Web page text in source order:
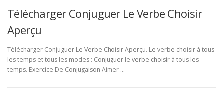
Télécharger Conjuguer Le Verbe Choisir
Aperçu
Télécharger Conjuguer Le Verbe Choisir Aperçu. Le verbe choisir à tous
les temps et tous les modes : Conjuguer le verbe choisir à tous les
temps. Exercice De Conjugaison Aimer …